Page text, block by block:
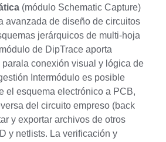
(módulo Schematic Capture)
avanzada de diseño de circuitos
jerárquicos de multi-hoja
de DipTrace aporta
parala conexión visual y lógica de
Intermódulo es posible
el esquema electrónico a PCB,
del circuito empreso (back
y exportar archivos de otros
y netlists. La verificación y